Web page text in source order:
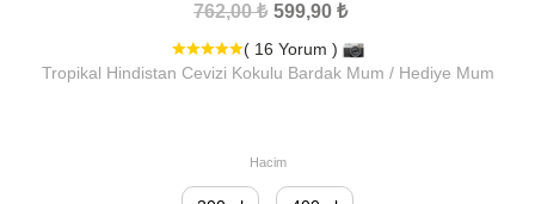
762,00 ₺ 599,90 ₺
( 16 Yorum )
Tropikal Hindistan Cevizi Kokulu Bardak Mum / Hediye Mum
Hacim